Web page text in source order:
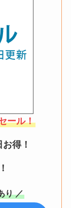
ール！
得！
り ／